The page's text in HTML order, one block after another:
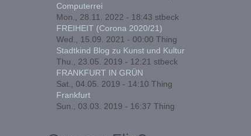
Computerrei
Mon., 28.11. 2022 - 18:43 stbeck
FREIHEIT (Corona 2020/21)
Wed., 15.09. 2021 - 00:00 Thing
Stadtkind Blog zu Kunst und Kultur
Thu., 23.05. 2019 - 12:21 stbeck
FRANKFURT IN GRÜN
Sat., 04.05. 2019 - 14:10 Thing
Frankfurt
Sun., 03.03. 2019 - 16:37 Thing